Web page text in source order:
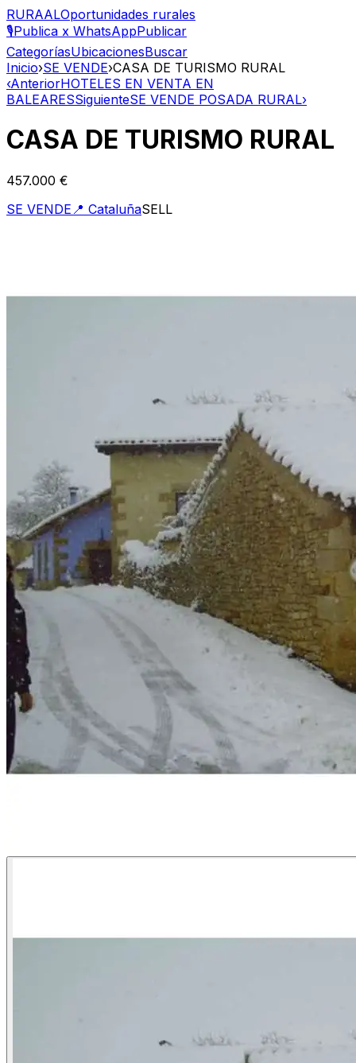
RURAALOportunidades rurales
🎙️Publica x WhatsAppPublicar
CategoríasUbicacionesBuscar
Inicio›SE VENDE›CASA DE TURISMO RURAL
‹AnteriorHOTELES EN VENTA EN
BALEARESSiguienteSE VENDE POSADA RURAL›
CASA DE TURISMO RURAL
457.000 €
SE VENDE 📍 CataluñaSELL